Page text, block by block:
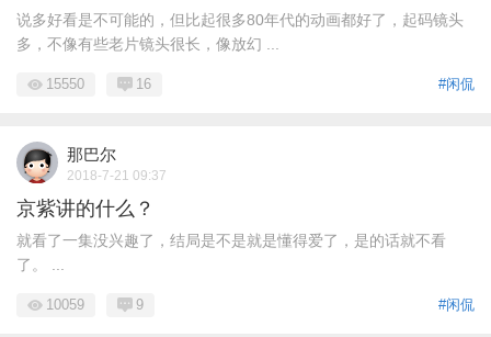
说多好看是不可能的，但比起很多80年代的动画都好了，起码镜头
多，不像有些老片镜头很长，像放幻 ...
#闲侃
15550 16
那巴尔
2018-7-21 09:37
京紫讲的什么？
就看了一集没兴趣了，结局是不是就是懂得爱了，是的话就不看
了。 ...
#闲侃
10059 9